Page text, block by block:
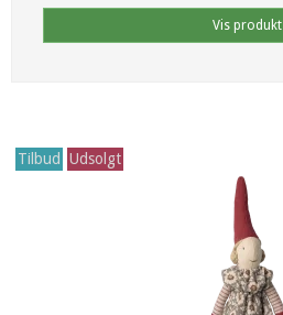
Vis produkt
Tilbud Udsolgt